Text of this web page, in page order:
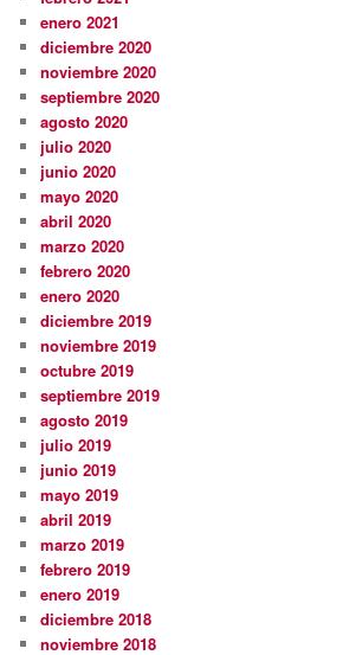
enero 2021
diciembre 2020
noviembre 2020
septiembre 2020
agosto 2020
julio 2020
junio 2020
mayo 2020
abril 2020
marzo 2020
febrero 2020
enero 2020
diciembre 2019
noviembre 2019
octubre 2019
septiembre 2019
agosto 2019
julio 2019
junio 2019
mayo 2019
abril 2019
marzo 2019
febrero 2019
enero 2019
diciembre 2018
noviembre 2018